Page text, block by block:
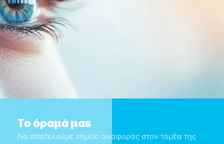
Το όραμά μας
Να αποτελούμε σημείο αναφοράς στον τομέα της